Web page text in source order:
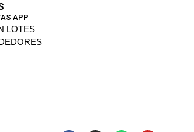
APP
LOTES